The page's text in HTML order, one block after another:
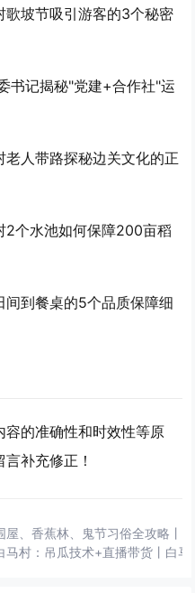
歌坡节吸引游客的3个秘密
书记揭秘"党建+合作社"运
人带路探秘边关文化的正
2个水池如何保障200亩稻
到餐桌的5个品质保障细
的准确性和时效性等原
补充修正！
屋、香蕉林、鬼节习俗全攻略丨
马村：吊瓜技术+直播带货丨白